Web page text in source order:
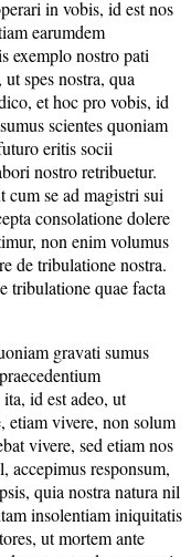
in vobis, id est nos
earumdem
exemplo nostro pati
spes nostra, qua
et hoc pro vobis, id
scientes quoniam
eritis socii
nostro retribuetur.
se ad magistri sui
consolatione dolere
non enim volumus
de tribulatione nostra.
tribulatione quae facta
gravati sumus
id est adeo, ut
etiam vivere, non solum
vivere, sed etiam nos
accepimus responsum,
quia nostra natura nil
insolentiam iniquitatis
ut mortem ante